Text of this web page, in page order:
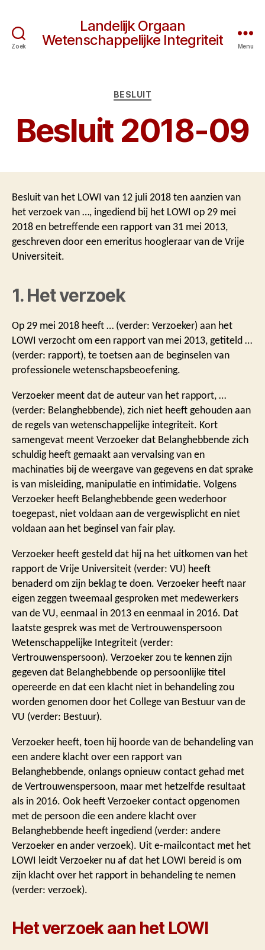
Zoek
Landelijk Orgaan
Wetenschappelijke Integriteit
Menu
Categorieën
BESLUIT
Besluit 2018-09
Besluit van het LOWI van 12 juli 2018 ten aanzien van
het verzoek van …, ingediend bij het LOWI op 29 mei
2018 en betreffende een rapport van 31 mei 2013,
geschreven door een emeritus hoogleraar van de Vrije
Universiteit.
1. Het verzoek
Op 29 mei 2018 heeft … (verder: Verzoeker) aan het
LOWI verzocht om een rapport van mei 2013, getiteld …
(verder: rapport), te toetsen aan de beginselen van
professionele wetenschapsbeoefening.
Verzoeker meent dat de auteur van het rapport, …
(verder: Belanghebbende), zich niet heeft gehouden aan
de regels van wetenschappelijke integriteit. Kort
samengevat meent Verzoeker dat Belanghebbende zich
schuldig heeft gemaakt aan vervalsing van en
machinaties bij de weergave van gegevens en dat sprake
is van misleiding, manipulatie en intimidatie. Volgens
Verzoeker heeft Belanghebbende geen wederhoor
toegepast, niet voldaan aan de vergewisplicht en niet
voldaan aan het beginsel van fair play.
Verzoeker heeft gesteld dat hij na het uitkomen van het
rapport de Vrije Universiteit (verder: VU) heeft
benaderd om zijn beklag te doen. Verzoeker heeft naar
eigen zeggen tweemaal gesproken met medewerkers
van de VU, eenmaal in 2013 en eenmaal in 2016. Dat
laatste gesprek was met de Vertrouwenspersoon
Wetenschappelijke Integriteit (verder:
Vertrouwenspersoon). Verzoeker zou te kennen zijn
gegeven dat Belanghebbende op persoonlijke titel
opereerde en dat een klacht niet in behandeling zou
worden genomen door het College van Bestuur van de
VU (verder: Bestuur).
Verzoeker heeft, toen hij hoorde van de behandeling van
een andere klacht over een rapport van
Belanghebbende, onlangs opnieuw contact gehad met
de Vertrouwenspersoon, maar met hetzelfde resultaat
als in 2016. Ook heeft Verzoeker contact opgenomen
met de persoon die een andere klacht over
Belanghebbende heeft ingediend (verder: andere
Verzoeker en ander verzoek). Uit e-mailcontact met het
LOWI leidt Verzoeker nu af dat het LOWI bereid is om
zijn klacht over het rapport in behandeling te nemen
(verder: verzoek).
Het verzoek aan het LOWI